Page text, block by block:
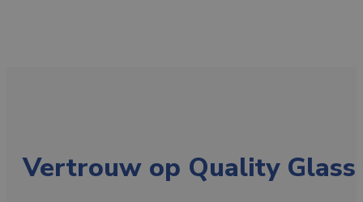
Vertrouw op Quality